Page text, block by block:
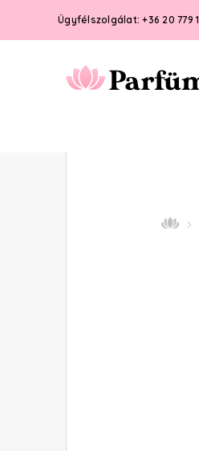
Ügyfélszolgálat: +36 20 779